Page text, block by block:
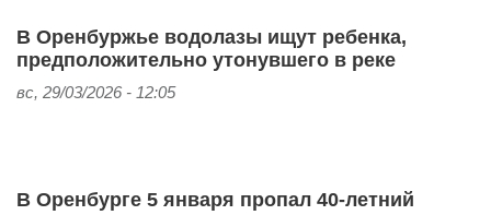
В Оренбуржье водолазы ищут ребенка,
предположительно утонувшего в реке
вс, 29/03/2026 - 12:05
В Оренбурге 5 января пропал 40-летний